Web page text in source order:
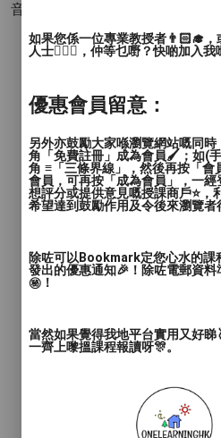
音樂和表演 - 音樂製作
如果您係一位專業教授者👨🏻‍🎓
人士🙋🏻‍♂️，仲等乜嘢？快啲加入我
優惠會員留意：
另外亦鼓勵大家喺瀏覽網站嘅同
角「免費註冊」成為會員🖌️；如(
角 ≡「三條界線」，然後再按「會
會員，可再按「成為會員」，一
想評分或提供意見嘅授課商戶⭐️，
希望達到鼓勵作用及令後來瀏覽者
除咗可以Bookmark定您心水的課
發出的優惠通知🎉！除咗電郵資
㊙️！
當然如果覺得我地平台實用又好
一齊上嚟搵課程報讀呀🎊。